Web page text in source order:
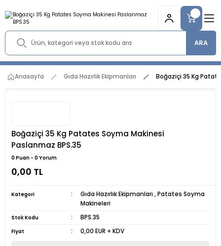
ARA
Anasayfa Gıda Hazırlık Ekipmanları Boğaziçi 35 Kg
Boğaziçi 35 Kg Patates Soyma Makinesi
Paslanmaz BPS.35
0 Puan - 0 Yorum
0,00 TL
Kategori Gıda Hazırlık Ekipmanları ,Patates Soyma
Makineleri
Stok Kodu BPS.35
Fiyat 0,00 EUR + KDV